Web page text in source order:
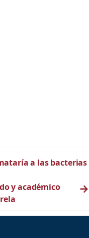
a las bacterias
y académico
→